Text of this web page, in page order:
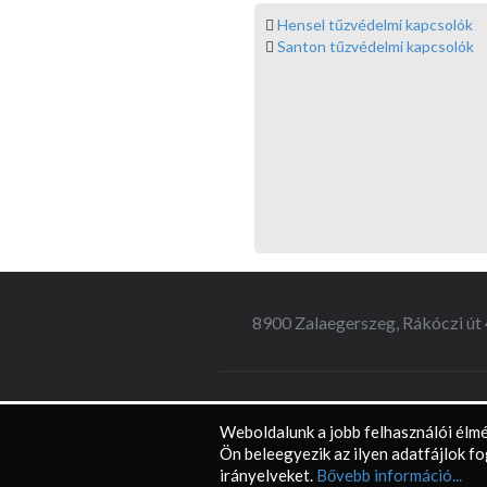
Hensel tűzvédelmi kapcsolók
Santon tűzvédelmi kapcsolók
8900 Zalaegerszeg, Rákóczi út
Weboldalunk a jobb felhasználói
Ön beleegyezik az ilyen adatfájlok
irányelveket. Bővebb információ...